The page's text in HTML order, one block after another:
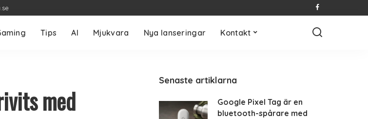
Tips AI Mjukvara Nya lanseringar Kontakt
med
Senaste artiklarna
Google Pixel Tag är en
bluetooth-spårare med